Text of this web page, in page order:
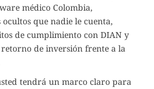
médico Colombia,
que nadie le cuenta,
de cumplimiento con DIAN y
retorno de inversión frente a la
tendrá un marco claro para